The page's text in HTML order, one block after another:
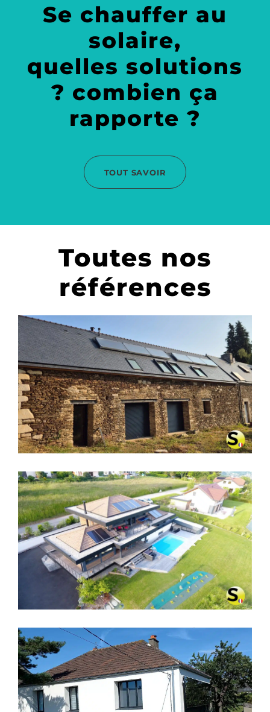
Se chauffer au
solaire,
quelles solutions
? combien ça
rapporte ?
TOUT SAVOIR
Toutes nos
références
CHAUFFAGE SOLAIRE SOLISART
SC2 À BIGNAN – MORBIHAN
CHAUFFAGE SOLAIRE SOLISART À
ANNECY, HAUTE-SAVOIE
CHAUFFAGE SOLAIRE SOLISART SC1